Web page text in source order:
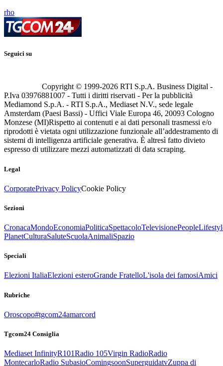
rho
Seguici su
Copyright © 1999-2026 RTI S.p.A. Business Digital -
P.Iva 03976881007 - Tutti i diritti riservati - Per la pubblicità
Mediamond S.p.A. - RTI S.p.A., Mediaset N.V., sede legale
Amsterdam (Paesi Bassi) - Uffici Viale Europa 46, 20093 Cologno
Monzese (MI)Rispetto ai contenuti e ai dati personali trasmessi e/o
riprodotti è vietata ogni utilizzazione funzionale all’addestramento di
sistemi di intelligenza artificiale generativa. È altresì fatto divieto
espresso di utilizzare mezzi automatizzati di data scraping.
Legal
CorporatePrivacy PolicyCookie Policy
Sezioni
CronacaMondoEconomiaPoliticaSpettacoloTelevisionePeople
PlanetCulturaSaluteScuolaAnimaliSpazio
Speciali
Elezioni ItaliaElezioni esteroGrande FratelloL'isola dei famosiAmici
Rubriche
Oroscopo#tgcom24amarcord
Tgcom24 Consiglia
Mediaset InfinityR101Radio 105Virgin RadioRadio
MontecarloRadio SubasioComingsoonSuperguidatvZuppa di